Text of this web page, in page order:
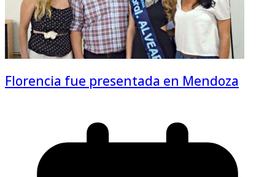
Florencia fue presentada en Mendoza